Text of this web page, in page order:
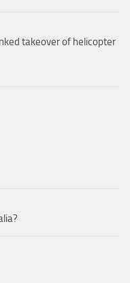
takeover of helicopter